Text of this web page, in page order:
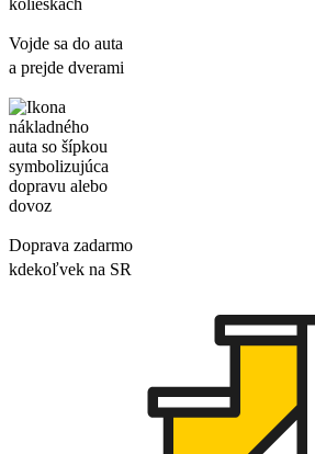
Vojde sa do auta
a prejde dverami
Doprava zadarmo
kdekoľvek na SR